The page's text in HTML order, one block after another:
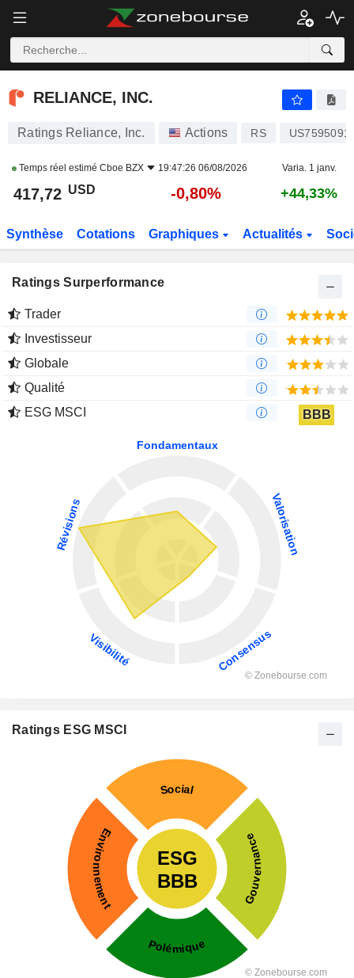
RELIANCE, INC.
RELIANCE, INC.
Ratings Reliance, Inc. Actions RS
Temps réel estimé Cboe BZX 19:47:26 06/08/2026 Varia. 1 janv.
417,72 USD -0,80% +44,33%
Synthèse Cotations Graphiques Actualités
Ratings Surperformance
Trader
Investisseur
Globale
Qualité
ESG MSCI
BBB
Ratings ESG MSCI